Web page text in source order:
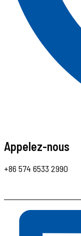
Appelez-nous
+86 574 6533 2990